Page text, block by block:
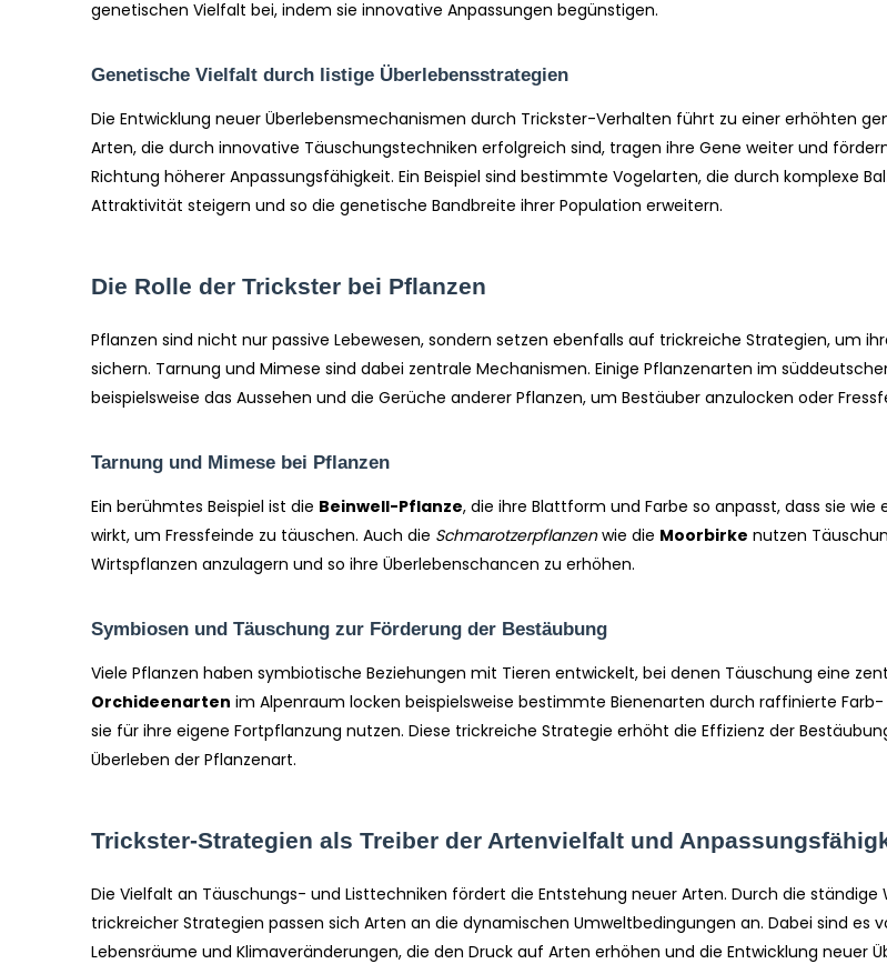
genetischen Vielfalt bei, indem sie innovative Anpassungen begünstigen.
Genetische Vielfalt durch listige Überlebensstrategien
Die Entwicklung neuer Überlebensmechanismen durch Trickster-Verhalten führt zu einer erhöhten
Arten, die durch innovative Täuschungstechniken erfolgreich sind, tragen ihre Gene weiter und
Richtung höherer Anpassungsfähigkeit. Ein Beispiel sind bestimmte Vogelarten, die durch komplexe
Attraktivität steigern und so die genetische Bandbreite ihrer Population erweitern.
Die Rolle der Trickster bei Pflanzen
Pflanzen sind nicht nur passive Lebewesen, sondern setzen ebenfalls auf trickreiche Strategien, um
sichern. Tarnung und Mimese sind dabei zentrale Mechanismen. Einige Pflanzenarten im
beispielsweise das Aussehen und die Gerüche anderer Pflanzen, um Bestäuber anzulocken oder
Tarnung und Mimese bei Pflanzen
Ein berühmtes Beispiel ist die Beinwell-Pflanze, die ihre Blattform und Farbe so anpasst, dass sie wie
wirkt, um Fressfeinde zu täuschen. Auch die Schmarotzerpflanzenwie die Moorbirke nutzen
Wirtspflanzen anzulagern und so ihre Überlebenschancen zu erhöhen.
Symbiosen und Täuschung zur Förderung der Bestäubung
Viele Pflanzen haben symbiotische Beziehungen mit Tieren entwickelt, bei denen Täuschung eine
Orchideenarten im Alpenraum locken beispielsweise bestimmte Bienenarten durch raffinierte
sie für ihre eigene Fortpflanzung nutzen. Diese trickreiche Strategie erhöht die Effizienz der
Überleben der Pflanzenart.
Trickster-Strategien als Treiber der Artenvielfalt und
Die Vielfalt an Täuschungs- und Listtechniken fördert die Entstehung neuer Arten. Durch die ständige
trickreicher Strategien passen sich Arten an die dynamischen Umweltbedingungen an. Dabei sind es
Lebensräume und Klimaveränderungen, die den Druck auf Arten erhöhen und die Entwicklung neuer